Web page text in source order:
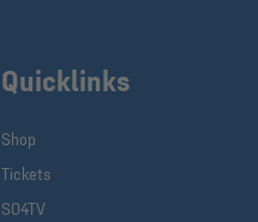
Quicklinks
Shop
Tickets
S04TV